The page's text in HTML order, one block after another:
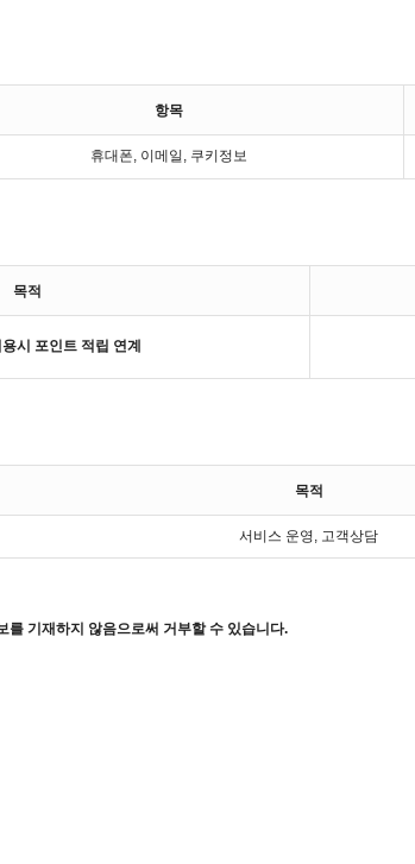
항목
휴대폰, 이메일, 쿠키정보
목적
시 포인트 적립 연계
목적
서비스 운영, 고객상담
를 기재하지 않음으로써 거부할 수 있습니다.